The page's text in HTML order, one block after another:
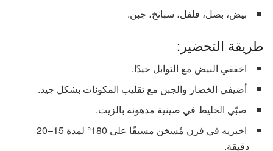
بيض، بصل، فلفل، سبانخ، جبن.
طريقة التحضير:
اخفقي البيض مع التوابل جيدًا.
أضيفي الخضار والجبن مع تقليب المكونات بشكل جيد.
صبّي الخليط في صينية مدهونة بالزيت.
اخبزيه في فرن مُسخن مسبقًا على 180° لمدة 15–20
دقيقة.